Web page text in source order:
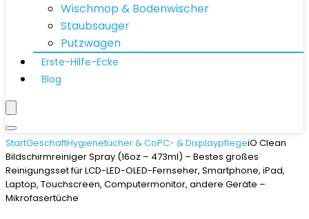
Wischmop & Bodenwischer
Staubsauger
Putzwagen
Erste-Hilfe-Ecke
Blog
StartGeschäftHygienetücher & CoPC- & DisplaypflegeiO Clean
Bildschirmreiniger Spray (16oz – 473ml) – Bestes großes
Reinigungsset für LCD-LED-OLED-Fernseher, Smartphone, iPad,
Laptop, Touchscreen, Computermonitor, andere Geräte –
Mikrofasertüche